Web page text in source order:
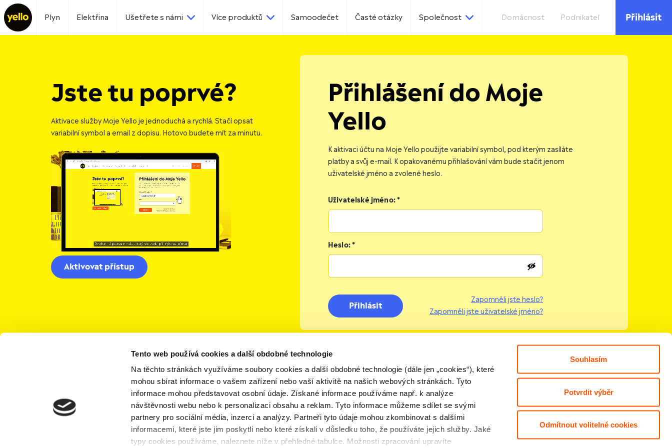
Tento web používá cookies a další obdobné technologie
Na těchto stránkách využíváme soubory cookies a další obdobné technologie (dále jen „cookies“), které
mohou sbírat informace o vašem zařízení nebo vaší aktivitě na našich webových stránkách. Tyto
informace mohou představovat osobní údaje. Získané informace používáme např. k analýze
návštěvnosti webu nebo k personalizaci obsahu a reklam. Tyto informace můžeme sdílet se svými
partnery pro sociální média, inzerci a analýzy. Partneři tyto údaje mohou zkombinovat s dalšími
informacemi, které jste jim poskytli nebo které získali v důsledku toho, že používáte jejich služby. Jaké
typy cookies používáme, naleznete níže v přehledné tabulce. Možnosti zpracování upravíte
Souhlasím
Potvrdit výběr
Odmítnout volitelné cookies
Plyn Elektřina Ušetřete s námi Více produktů Samoodečet Časté otázky Společnost Domácnost Podnikatel Přihlásit
Jste tu poprvé?
Aktivace služby Moje Yello je jednoduchá a rychlá. Stačí opsat
variabilní symbol a email z dopisu. Hotovo budete mít za minutu.
Aktivovat přístup
Přihlášení do Moje
Yello
K aktivaci účtu na Moje Yello použijte variabilní symbol, pod kterým zasíláte
platby a svůj e-mail. K opakovanému přihlašování vám bude stačit jenom
uživatelské jméno a zvolené heslo.
Uživatelské jméno: *
Heslo: *
Přihlásit
Zapomněli jste heslo?
Zapomněli jste uživatelské jméno?
Časté
otázky
Kariéra Kontakty
Obecné
info
Pro
novináře
Ochrana
osobních údajů
Nastavení
cookies
obchodníka